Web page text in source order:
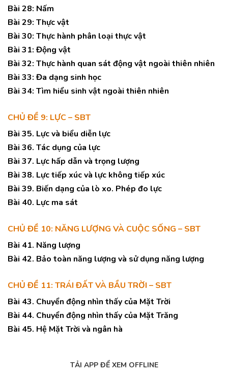
Bài 28: Nấm
Bài 29: Thực vật
Bài 30: Thực hành phân loại thực vật
Bài 31: Động vật
Bài 32: Thực hành quan sát động vật ngoài thiên nhiên
Bài 33: Đa dạng sinh học
Bài 34: Tìm hiểu sinh vật ngoài thiên nhiên
CHỦ ĐỀ 9: LỰC – SBT
Bài 35. Lực và biểu diễn lực
Bài 36. Tác dụng của lực
Bài 37. Lực hấp dẫn và trọng lượng
Bài 38. Lực tiếp xúc và lực không tiếp xúc
Bài 39. Biến dạng của lò xo. Phép đo lực
Bài 40. Lực ma sát
CHỦ ĐỀ 10: NĂNG LƯỢNG VÀ CUỘC SỐNG – SBT
Bài 41. Năng lượng
Bài 42. Bảo toàn năng lượng và sử dụng năng lượng
CHỦ ĐỀ 11: TRÁI ĐẤT VÀ BẦU TRỜI – SBT
Bài 43. Chuyển động nhìn thấy của Mặt Trời
Bài 44. Chuyển động nhìn thấy của Mặt Trăng
Bài 45. Hệ Mặt Trời và ngân hà
TẢI APP ĐỂ XEM OFFLINE